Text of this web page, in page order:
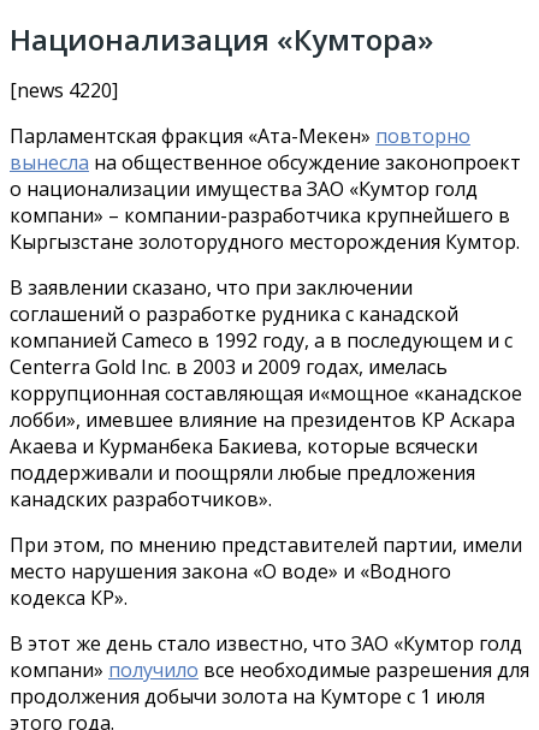
Национализация «Кумтора»
[news 4220]
Парламентская фракция «Ата-Мекен» повторно
вынесла на общественное обсуждение законопроект
о национализации имущества ЗАО «Кумтор голд
компани» – компании-разработчика крупнейшего в
Кыргызстане золоторудного месторождения Кумтор.
В заявлении сказано, что при заключении
соглашений о разработке рудника с канадской
компанией Cameco в 1992 году, а в последующем и с
Centerra Gold Inc. в 2003 и 2009 годах, имелась
коррупционная составляющая и«мощное «канадское
лобби», имевшее влияние на президентов КР Аскара
Акаева и Курманбека Бакиева, которые всячески
поддерживали и поощряли любые предложения
канадских разработчиков».
При этом, по мнению представителей партии, имели
место нарушения закона «О воде» и «Водного
кодекса КР».
В этот же день стало известно, что ЗАО «Кумтор голд
компани» получило все необходимые разрешения для
продолжения добычи золота на Кумторе с 1 июля
этого года.